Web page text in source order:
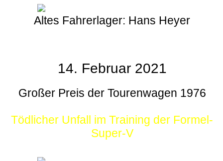
Altes Fahrerlager: Hans Heyer
14. Februar 2021
Großer Preis der Tourenwagen 1976
Tödlicher Unfall im Training der Formel-
Super-V